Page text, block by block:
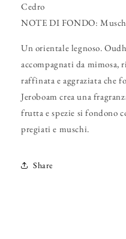
Cedro
NOTE DI FONDO:
Un orientale legnoso.
accompagnati da mimosa,
raffinata e aggraziata che
Jeroboam crea una
frutta e spezie si fondono
pregiati e muschi.
Share